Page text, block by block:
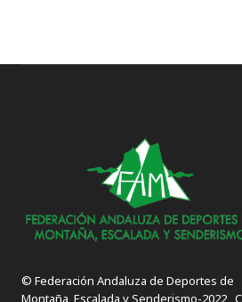
© Federación Andaluza de Deportes de
Montaña, Escalada y Senderismo-2022 ,